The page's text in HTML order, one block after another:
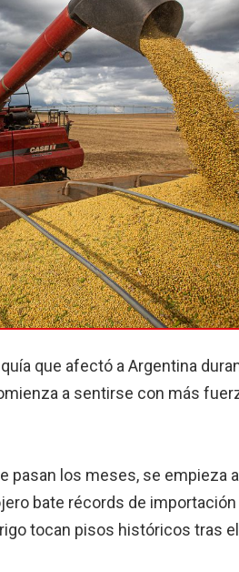
que afectó a Argentina
a sentirse con más
pasan los meses, se empieza
bate récords de importación
tocan pisos históricos tras